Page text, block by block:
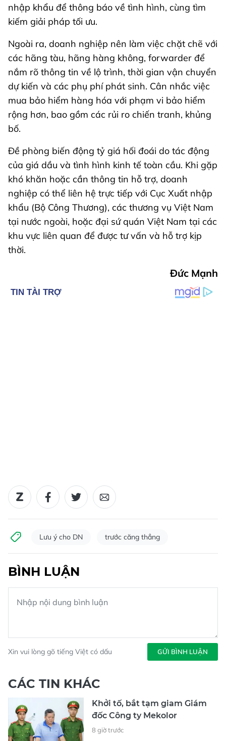
nhập khẩu để thông báo về tình hình, cùng tìm
kiếm giải pháp tối ưu.
Ngoài ra, doanh nghiệp nên làm việc chặt chẽ với
các hãng tàu, hãng hàng không, forwarder để
nắm rõ thông tin về lộ trình, thời gian vận chuyển
dự kiến và các phụ phí phát sinh. Cân nhắc việc
mua bảo hiểm hàng hóa với phạm vi bảo hiểm
rộng hơn, bao gồm các rủi ro chiến tranh, khủng
bố.
Đề phòng biến động tỷ giá hối đoái do tác động
của giá dầu và tình hình kinh tế toàn cầu. Khi gặp
khó khăn hoặc cần thông tin hỗ trợ, doanh
nghiệp có thể liên hệ trực tiếp với Cục Xuất nhập
khẩu (Bộ Công Thương), các thương vụ Việt Nam
tại nước ngoài, hoặc đại sứ quán Việt Nam tại các
khu vực liên quan để được tư vấn và hỗ trợ kịp
thời.
Đức Mạnh
Lưu ý cho DN trước căng thẳng
BÌNH LUẬN
Xin vui lòng gõ tiếng Việt có dấu GỬI BÌNH LUẬN
CÁC TIN KHÁC
Khởi tố, bắt tạm giam Giám
đốc Công ty Mekolor
8 giờ trước